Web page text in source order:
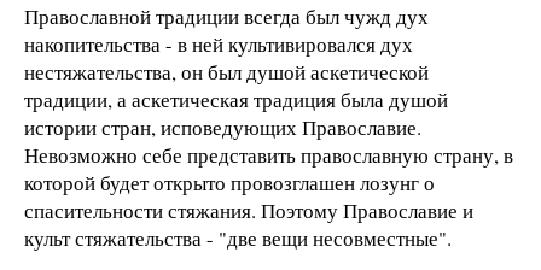
Православной традиции всегда был чужд дух
накопительства - в ней культивировался дух
нестяжательства, он был душой аскетической
традиции, а аскетическая традиция была душой
истории стран, исповедующих Православие.
Невозможно себе представить православную страну, в
которой будет открыто провозглашен лозунг о
спасительности стяжания. Поэтому Православие и
культ стяжательства - "две вещи несовместные".